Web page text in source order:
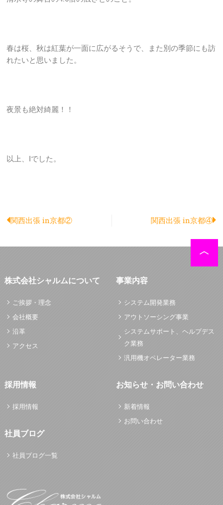
春は桜、秋は紅葉が一面に広がるそうで、また別の季節にも訪
れたいと思いました。
夜景も絶対綺麗！！
以上、Iでした。
Prev
関西出張 in京都② 関西出張 in京都④
株式会社シャルムについて
ご挨拶・理念
会社概要
沿革
アクセス
事業内容
システム開発業務
アウトソーシング事業
システムサポート、ヘルプデス
ク業務
汎用機オペレーター業務
採用情報
採用情報
社員ブログ
社員ブログ一覧
お知らせ・お問い合わせ
新着情報
お問い合わせ